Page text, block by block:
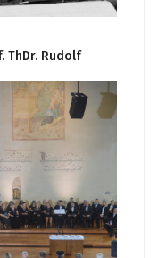
ThDr. Rudolf